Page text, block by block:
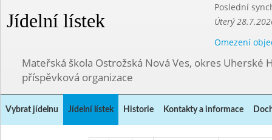
Jídelní lístek
Poslední
Úterý
Omezení
Mateřská škola Ostrožská Nová Ves, okres Uherské
příspěvková organizace
Vybrat jídelnu Jídelní lístek Historie Kontakty a informace